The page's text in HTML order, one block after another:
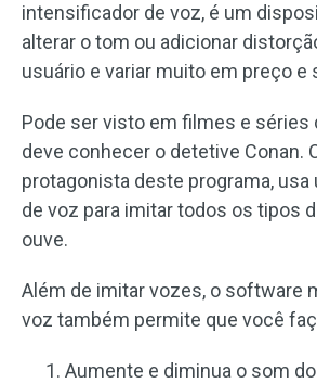
intensificador de voz, é um
alterar o tom ou adicionar
usuário e variar muito em preço e
Pode ser visto em filmes e séries
deve conhecer o detetive Conan.
protagonista deste programa,
de voz para imitar todos os tipos
ouve.
Além de imitar vozes, o software
voz também permite que você
Aumente e diminua o som